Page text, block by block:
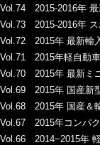
Vol.74 2015-2016年
Vol.73 2015-2016年
Vol.72 2015年 最新輸
Vol.71 2015年軽自動
Vol.70 2015年 最新ミ
Vol.69 2015年 国産新
Vol.68 2015年 国産＆
Vol.67 2015年コンパ
Vol.66 2014−2015年